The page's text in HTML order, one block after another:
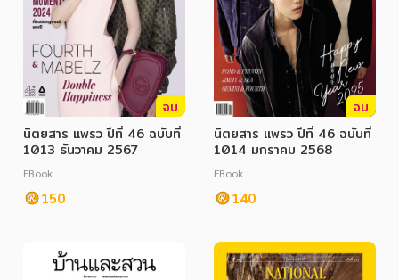
จบ
นิตยสาร แพรว ปีที่ 46 ฉบับที่
1013 ธันวาคม 2567
EBook
150
จบ
นิตยสาร แพรว ปีที่ 46 ฉบับที่
1014 มกราคม 2568
EBook
140